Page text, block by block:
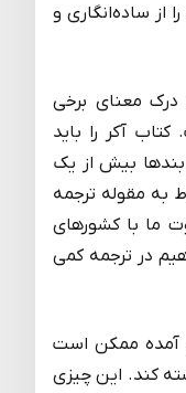
از ساده‌انگاری و
درک معنای برخی
آکر را باید
بندها بیش از یک
به مقوله ترجمه
ما با کشورهای
در ترجمه کمی
آمده ممکن است
کند. این چیزی